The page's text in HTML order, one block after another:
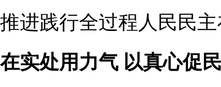
推进践行全过程人民民
在实处用力气 以真心促